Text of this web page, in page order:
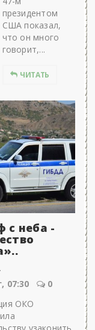
президентом
США показал,
что он много
говорит,...
ЧИТАТЬ
с неба -
07:30
0
ОКО
узаконить